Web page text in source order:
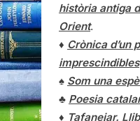
història antiga
Orient.
♦ Crònica d’un
imprescindibles
♠ Som una
♣ Poesia
♦ Tafanejar.